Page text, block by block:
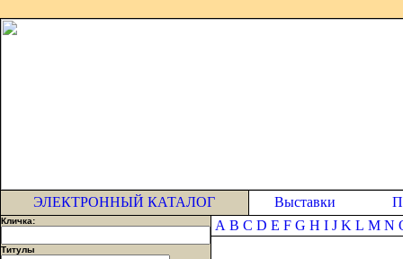
ЭЛЕКТРОННЫЙ КАТАЛОГ Выставки
Кличка:
Титулы
A B C D E F G H I J K L M N